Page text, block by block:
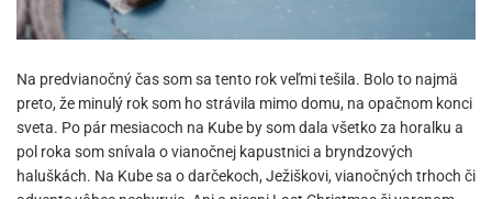
Na predvianočný čas som sa tento rok veľmi tešila. Bolo to najmä
preto, že minulý rok som ho strávila mimo domu, na opačnom konci
sveta. Po pár mesiacoch na Kube by som dala všetko za horalku a
pol roka som snívala o vianočnej kapustnici a bryndzových
haluškách. Na Kube sa o darčekoch, Ježiškovi, vianočných trhoch či